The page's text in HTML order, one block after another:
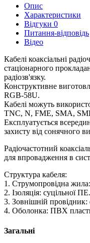
Опис
Характеристики
Відгуки 0
Питання-відповідь
Відео
Кабелі коаксіальні
стаціонарного
радіозв'язку.
Конструктивне
RGB-58U.
Кабелі можуть
TNC, N, FME, SMA,
Експлуатується
захисту від сонячного
Радіочастотний
для впровадження в
Структура кабеля:
1. Струмопровідна
2. Ізоляція: суцільної ПЕ.
3. Зовнішній
4. Оболонка: ПВХ
Загальні